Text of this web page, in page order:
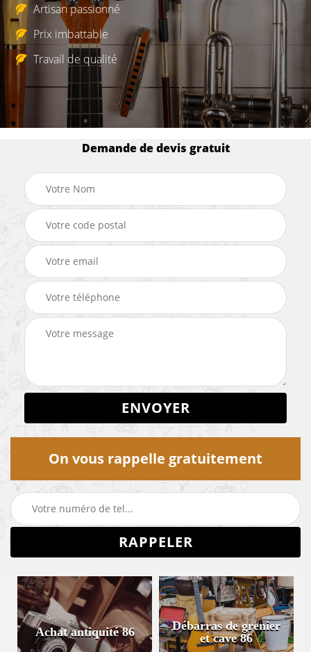
Artisan passionné
Prix imbattable
Travail de qualité
Demande de devis gratuit
On vous rappelle gratuitement
Achat antiquité 86
Débarras de grenier
et cave 86